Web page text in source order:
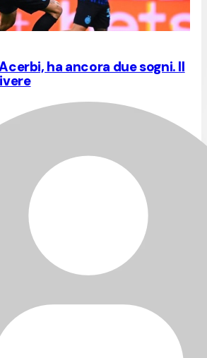
ha ancora due sogni. Il